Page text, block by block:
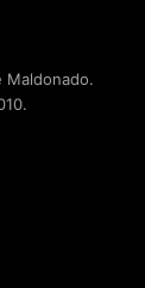
Maldonado.